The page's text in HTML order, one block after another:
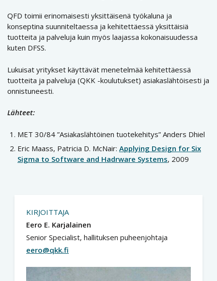
QFD toimii erinomaisesti yksittäisenä työkaluna ja
konseptina suunniteltaessa ja kehitettäessä yksittäisiä
tuotteita ja palveluja kuin myös laajassa kokonaisuudessa
kuten DFSS.
Lukuisat yritykset käyttävät menetelmää kehitettäessä
tuotteita ja palveluja (QKK -koulutukset) asiakaslähtöisesti ja
onnistuneesti.
Lähteet:
MET 30/84 ”Asiakaslähtöinen tuotekehitys” Anders Dhiel
Eric Maass, Patricia D. McNair: Applying Design for Six
Sigma to Software and Hadrware Systems, 2009
KIRJOITTAJA
Eero E. Karjalainen
Senior Specialist, hallituksen puheenjohtaja
eero@qkk.fi